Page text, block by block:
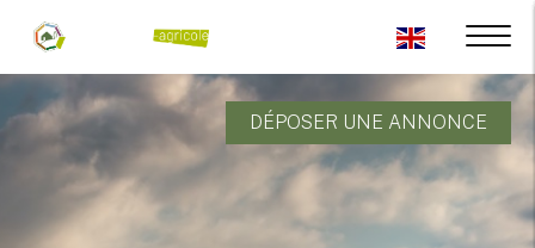
DÉPOSER UNE ANNONCE